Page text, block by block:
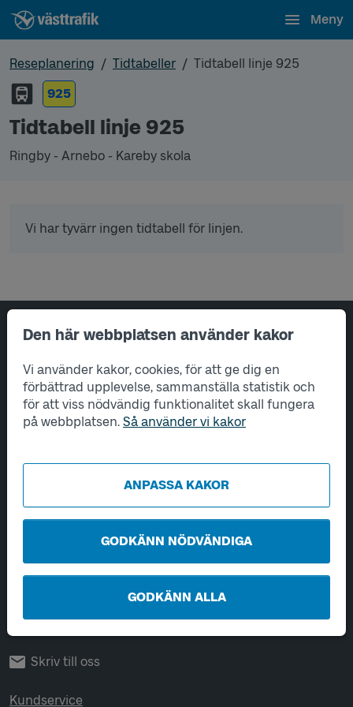
Den här webbplatsen använder kakor
Vi använder kakor, cookies, för att ge dig en
förbättrad upplevelse, sammanställa statistik och
för att viss nödvändig funktionalitet skall fungera
på webbplatsen. Så använder vi kakor
ANPASSA KAKOR
GODKÄNN NÖDVÄNDIGA
GODKÄNN ALLA
Meny
Reseplanering Tidtabeller
Tidtabell linje 925
925
Tidtabell linje 925
Ringby - Arnebo - Kareby skola
Vi har tyvärr ingen tidtabell för linjen.
Sidfotsnavigering
Om oss
Tjänster
Hantering av personuppgifter
Öppet vardagar 06-22.
Helger och helgdagar 08-22.
Chatta
Ring 0771-41 43 00
Skriv till oss
Kundservice